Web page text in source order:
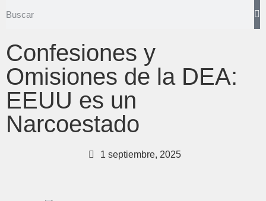
Confesiones y
Omisiones de la DEA:
EEUU es un
Narcoestado
1 septiembre, 2025